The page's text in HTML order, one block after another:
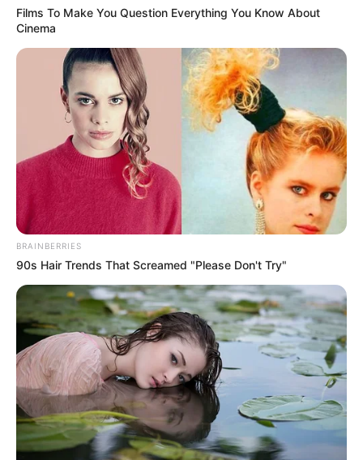
Films To Make You Question Everything You Know About
Cinema
BRAINBERRIES
90s Hair Trends That Screamed "Please Don't Try"